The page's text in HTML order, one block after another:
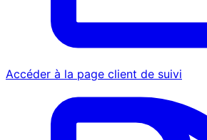
Accéder à la page client de suivi